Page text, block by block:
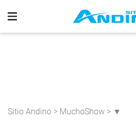
Sitio Andino > MuchoShow > ▼